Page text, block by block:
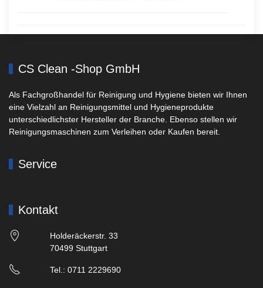
CS Clean -Shop GmbH
Als Fachgroßhandel für Reinigung und Hygiene bieten wir Ihnen
eine Vielzahl an Reinigungsmittel und Hygieneprodukte
unterschiedlichster Hersteller der Branche. Ebenso stellen wir
Reinigungsmaschinen zum Verleihen oder Kaufen bereit.
Service
Kontakt
Holderäckerstr. 33
70499 Stuttgart
Tel.: 0711 2229690